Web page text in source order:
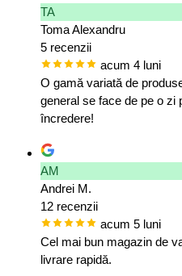
TA
Toma Alexandru
5 recenzii
acum 4 luni
O gamă variată de
general se face de pe o zi
încredere!
AM
Andrei M.
12 recenzii
acum 5 luni
Cel mai bun magazin de
livrare rapidă.